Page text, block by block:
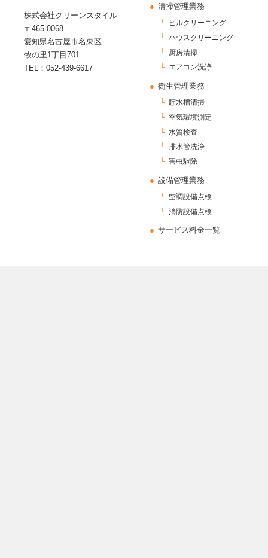
株式会社クリーンスタイル
〒465-0068
愛知県名古屋市名東区
牧の里1丁目701
TEL：052-439-6617
清掃管理業務
ビルクリーニング
ハウスクリーニング
厨房清掃
エアコン洗浄
衛生管理業務
貯水槽清掃
空気環境測定
水質検査
排水管洗浄
害虫駆除
設備管理業務
空調設備点検
消防設備点検
サービス料金一覧